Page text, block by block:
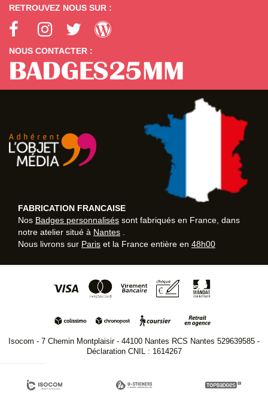
RETROUVEZ NOUS SUR :
NOUS CONTACTER :
FABRICATION FRANCAISE
Nos Badges personnalisés sont fabriqués en France, dans
notre atelier situé à Nantes
Nous livrons sur Paris et la France entière en 48h00
Isocom - 7 Chemin Montplaisir - 44100 Nantes RCS Nantes 529639585 -
Déclaration CNIL : 1614267